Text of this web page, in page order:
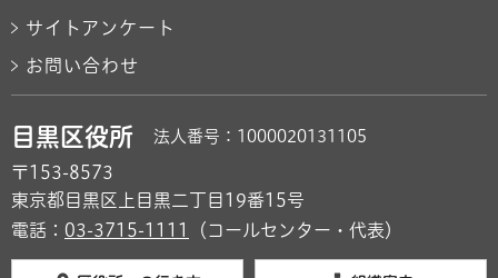
サイトアンケート
お問い合わせ
目黒区役所 法人番号：1000020131105
〒153-8573
東京都目黒区上目黒二丁目19番15号
電話： 03-3715-1111 （コールセンター・代表）